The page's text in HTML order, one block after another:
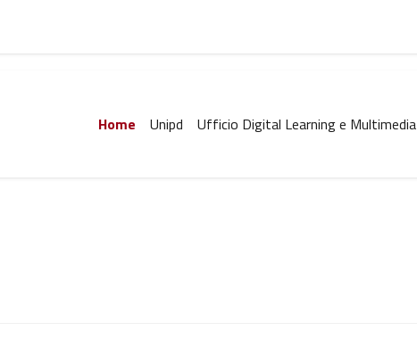
Home Unipd Ufficio Digital Learning e Multimedia